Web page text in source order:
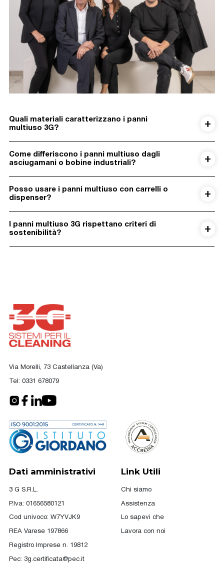
Quali materiali caratterizzano i panni
multiuso 3G?
Come differiscono i panni multiuso dagli
asciugamani o bobine industriali?
Posso usare i panni multiuso con carrelli o
dispenser?
I panni multiuso 3G rispettano criteri di
sostenibilità?
Via Morelli, 73 Castellanza (Va)
Tel: 0331 678079
Dati amministrativi
3 G S.R.L.
P.Iva: 01656580121
Cod univoco: W7YVJK9
REA Varese 197866
Registro Imprese n. 19812
Pec: 3g.certificata@pec.it
Link Utili
Chi siamo
Assistenza
Lo sapevi che
Lavora con noi